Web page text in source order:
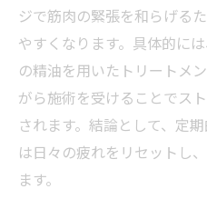
ジで筋肉の緊張を和らげる
やすくなります。具体的に
の精油を用いたトリートメ
がら施術を受けることでス
されます。結論として、定
は日々の疲れをリセットし
ます。